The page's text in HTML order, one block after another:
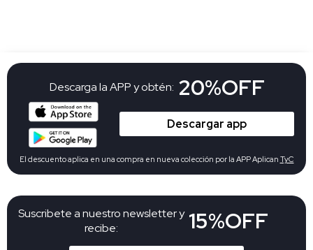
Suscribete a nuestro newsletter y
recibe:
15%OFF
Descarga la APP y obtén: 20%OFF
Descargar app
El descuento aplica en una compra en nueva colección por la APP Aplican TyC